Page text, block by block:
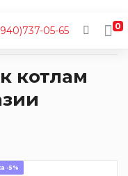
05-65
0
котлам
-5%